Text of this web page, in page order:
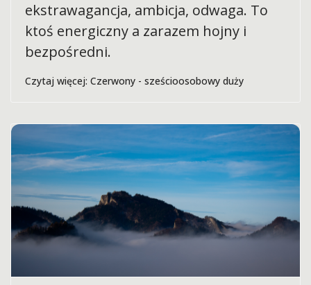
ekstrawagancja, ambicja, odwaga. To
ktoś energiczny a zarazem hojny i
bezpośredni.
Czytaj więcej: Czerwony - sześcioosobowy duży